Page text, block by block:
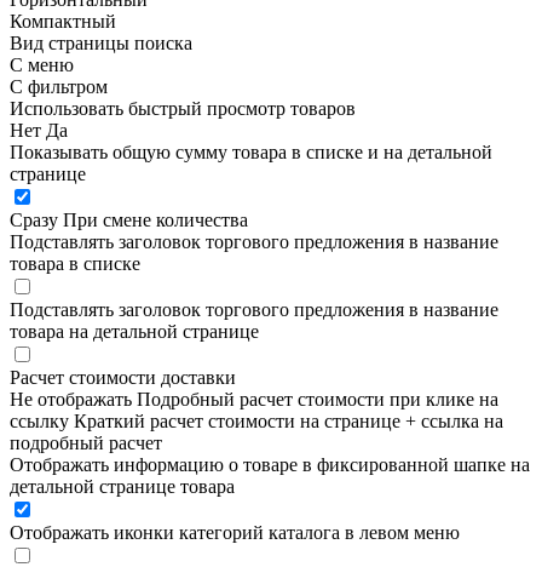
Компактный
Вид страницы поиска
С меню
С фильтром
Использовать быстрый просмотр товаров
Нет Да
Показывать общую сумму товара в списке и на детальной
странице
Сразу При смене количества
Подставлять заголовок торгового предложения в название
товара в списке
Подставлять заголовок торгового предложения в название
товара на детальной странице
Расчет стоимости доставки
Не отображать Подробный расчет стоимости при клике на
ссылку Краткий расчет стоимости на странице + ссылка на
подробный расчет
Отображать информацию о товаре в фиксированной шапке на
детальной странице товара
Отображать иконки категорий каталога в левом меню